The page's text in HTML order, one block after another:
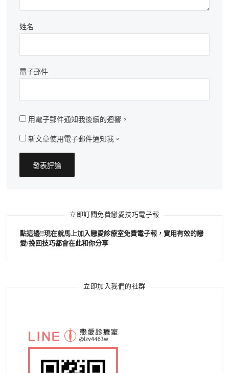
姓名
電子郵件
用電子郵件通知我後續的迴響。
新文章使用電子郵件通知我。
立即訂閱免費戀愛技巧電子報
點這邊!!現在就馬上加入戀愛診療室免費電子報，實用有效的戀
愛/挽回技巧都會在此和你分享
立即加入我們的社群